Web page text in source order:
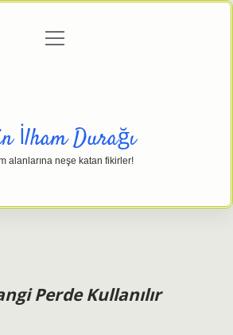
Gizlilik Politikası
menüyü
İlham Durağı
alanlarına neşe katan fikirler!
Perde Kullanılır